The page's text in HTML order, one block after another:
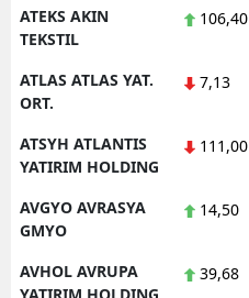
ATEKS AKIN
TEKSTIL
106,40
ATLAS ATLAS YAT.
ORT.
7,13
ATSYH ATLANTIS
YATIRIM HOLDING
111,00
AVGYO AVRASYA
GMYO
14,50
AVHOL AVRUPA
39,68